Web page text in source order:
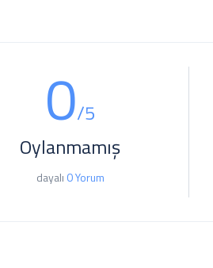
0/5
Oylanmamış
dayalı 0 Yorum